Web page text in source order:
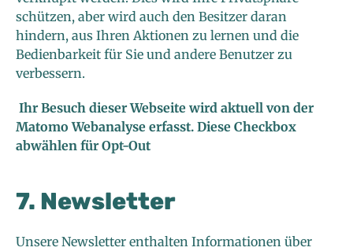
schützen, aber wird auch den Besitzer daran
hindern, aus Ihren Aktionen zu lernen und die
Bedienbarkeit für Sie und andere Benutzer zu
verbessern.
Ihr Besuch dieser Webseite wird aktuell von der
Matomo Webanalyse erfasst. Diese Checkbox
abwählen für Opt-Out
7. Newsletter
Unsere Newsletter enthalten Informationen über